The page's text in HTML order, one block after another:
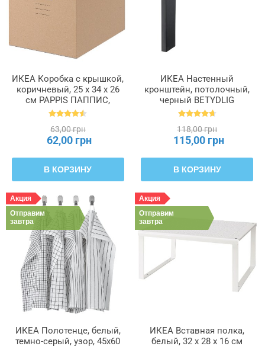
ИКЕА Коробка с крышкой,
коричневый, 25 x 34 x 26
см PAPPIS ПАППИС,
001.004.67
63,00 грн
62,00 грн
В КОРЗИНУ
ИКЕА Настенный
кронштейн, потолочный,
черный BETYDLIG
БЕТИДЛИГ, 602.172.28
118,00 грн
115,00 грн
В КОРЗИНУ
Акция
Отправим
завтра
ИКЕА Полотенце, белый,
темно-серый, узор, 45x60
Акция
Отправим
завтра
ИКЕА Вставная полка,
белый, 32 x 28 x 16 см